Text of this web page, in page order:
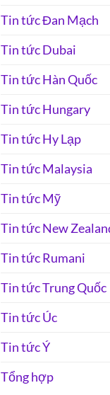
Tin tức Đan Mạch
Tin tức Dubai
Tin tức Hàn Quốc
Tin tức Hungary
Tin tức Hy Lạp
Tin tức Malaysia
Tin tức Mỹ
Tin tức New
Tin tức Rumani
Tin tức Trung Quốc
Tin tức Úc
Tin tức Ý
Tổng hợp